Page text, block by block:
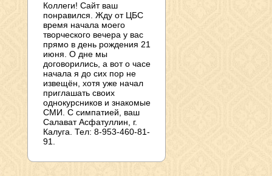
Коллеги! Сайт ваш
понравился. Жду от ЦБС
время начала моего
творческого вечера у вас
прямо в день рождения 21
июня. О дне мы
договорились, а вот о часе
начала я до сих пор не
извещён, хотя уже начал
приглашать своих
однокурсников и знакомые
СМИ. С симпатией, ваш
Салават Асфатуллин, г.
Калуга. Тел: 8-953-460-81-
91.